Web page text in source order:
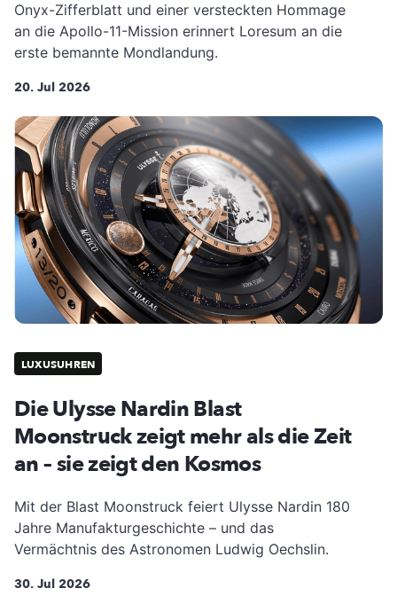
Onyx-Zifferblatt und einer versteckten Hommage
an die Apollo-11-Mission erinnert Loresum an die
erste bemannte Mondlandung.
20. Jul 2026
LUXUSUHREN
Die Ulysse Nardin Blast
Moonstruck zeigt mehr als die Zeit
an – sie zeigt den Kosmos
Mit der Blast Moonstruck feiert Ulysse Nardin 180
Jahre Manufakturgeschichte – und das
Vermächtnis des Astronomen Ludwig Oechslin.
30. Jul 2026